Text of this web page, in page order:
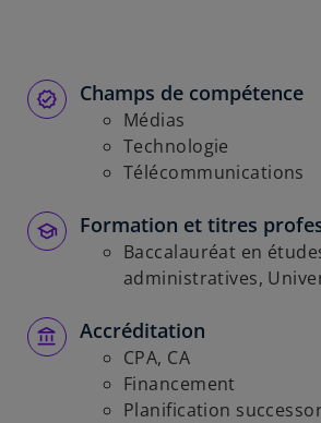
Champs de compétence
Médias
Technologie
Télécommunications
Formation et titres
Baccalauréat en
administratives,
Accréditation
CPA, CA
Financement
Planification